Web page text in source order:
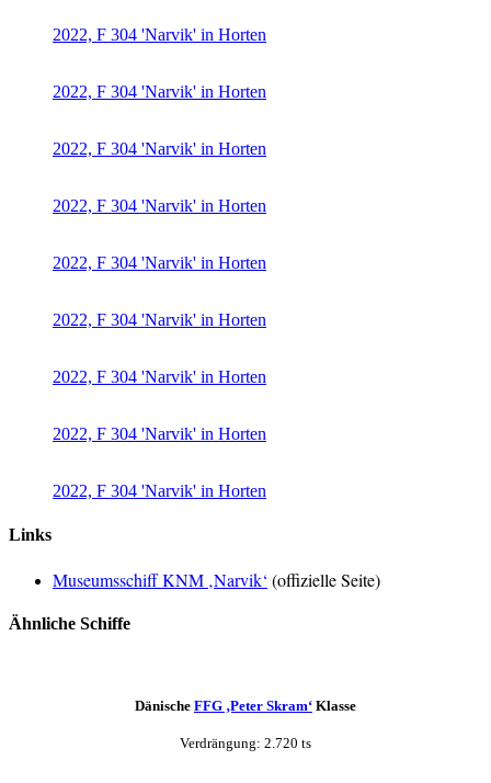
2022, F 304 'Narvik' in Horten
2022, F 304 'Narvik' in Horten
2022, F 304 'Narvik' in Horten
2022, F 304 'Narvik' in Horten
2022, F 304 'Narvik' in Horten
2022, F 304 'Narvik' in Horten
2022, F 304 'Narvik' in Horten
2022, F 304 'Narvik' in Horten
2022, F 304 'Narvik' in Horten
Links
Museumsschiff KNM ‚Narvik‘ (offizielle Seite)
Ähnliche Schiffe
Dänische FFG ‚Peter Skram‘ Klasse
Verdrängung: 2.720 ts